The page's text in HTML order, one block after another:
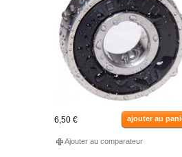
6,50 € ajouter au
Ajouter au comparateur